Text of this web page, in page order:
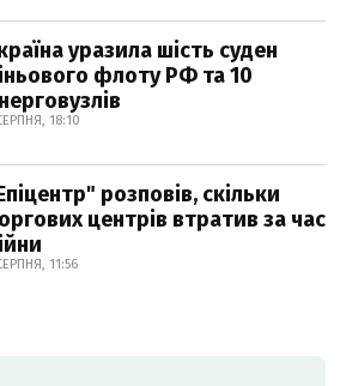
уразила шість суден
флоту РФ та 10
18:10
розповів, скільки
центрів втратив за час
11:56